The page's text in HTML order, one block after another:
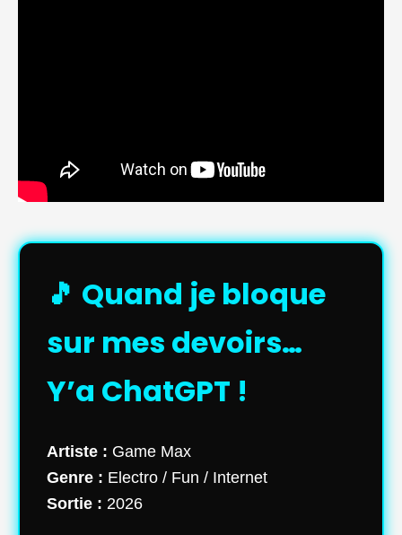
🎵 Quand je bloque
sur mes devoirs…
Y’a ChatGPT !
Artiste : Game Max
Genre : Electro / Fun / Internet
Sortie : 2026